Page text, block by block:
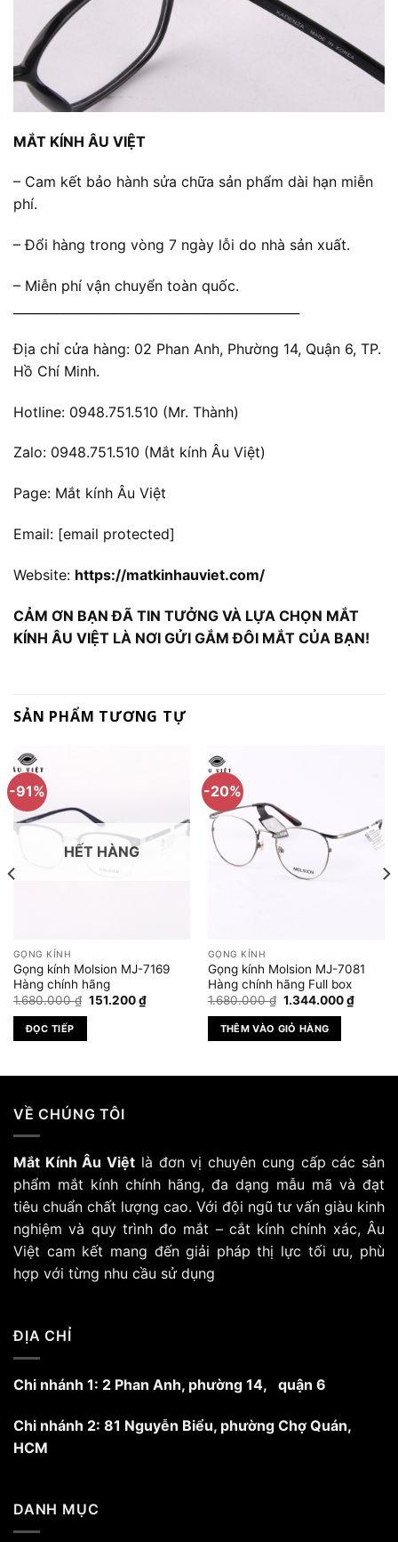
MẮT KÍNH ÂU VIỆT
– Cam kết bảo hành sửa chữa sản phẩm dài hạn miễn
phí.
– Đổi hàng trong vòng 7 ngày lỗi do nhà sản xuất.
– Miễn phí vận chuyển toàn quốc.
Địa chỉ cửa hàng: 02 Phan Anh, Phường 14, Quận 6, TP.
Hồ Chí Minh.
Hotline: 0948.751.510 (Mr. Thành)
Zalo: 0948.751.510 (Mắt kính Âu Việt)
Page: Mắt kính Âu Việt
Email: [email protected]
Website: https://matkinhauviet.com/
CẢM ƠN BẠN ĐÃ TIN TƯỞNG VÀ LỰA CHỌN MẮT
KÍNH ÂU VIỆT LÀ NƠI GỬI GẮM ĐÔI MẮT CỦA BẠN!
SẢN PHẨM TƯƠNG TỰ
-91%
HẾT HÀNG
GỌNG KÍNH
Gọng kính Molsion MJ-7169
Hàng chính hãng
1.680.000₫ Giá
151.200₫Giá
hiện
ĐỌC TIẾP
-20%
GỌNG KÍNH
Gọng kính Molsion MJ-7081
Hàng chính hãng Full box
1.680.000₫ Giá
là:
1.680.000 ₫.
1.344.000₫Giá
hiện
THÊM VÀO GIỎ HÀNG
₫.
VỀ CHÚNG TÔI
Mắt Kính Âu Việt là đơn vị chuyên cung cấp các sản
phẩm mắt kính chính hãng, đa dạng mẫu mã và đạt
tiêu chuẩn chất lượng cao. Với đội ngũ tư vấn giàu kinh
nghiệm và quy trình đo mắt – cắt kính chính xác, Âu
Việt cam kết mang đến giải pháp thị lực tối ưu, phù
hợp với từng nhu cầu sử dụng
ĐỊA CHỈ
Chi nhánh 1: 2 Phan Anh, phường 14, quận 6
Chi nhánh 2: 81 Nguyễn Biểu, phường Chợ Quán,
HCM
DANH MỤC